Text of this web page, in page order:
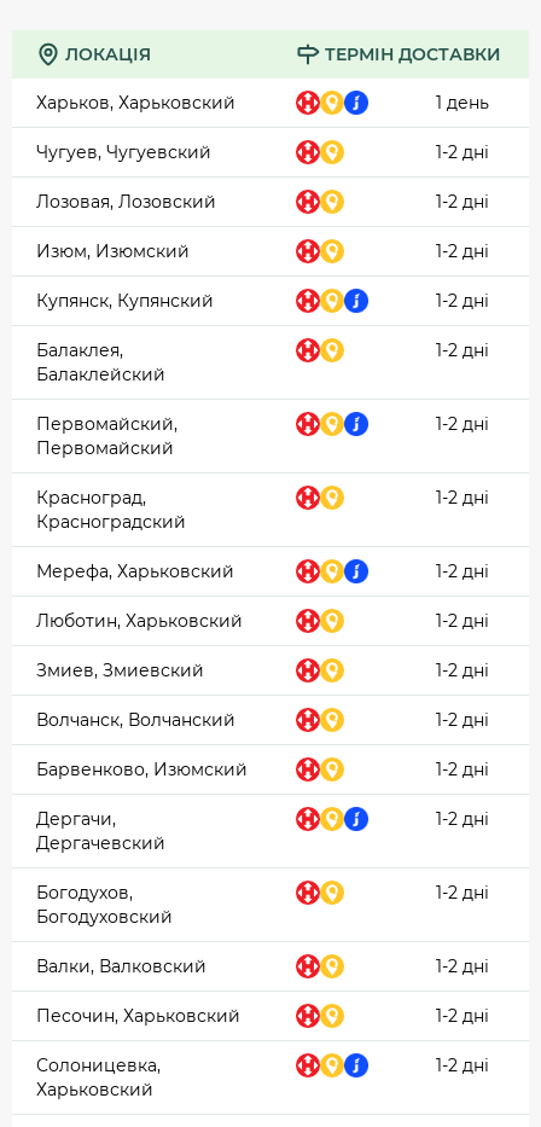
ЛОКАЦІЯ ТЕРМІН ДОСТАВКИ
Харьков, Харьковский 1 день
Чугуев, Чугуевский 1-2 дні
Лозовая, Лозовский 1-2 дні
Изюм, Изюмский 1-2 дні
Купянск, Купянский 1-2 дні
Балаклея,
Балаклейский
1-2 дні
Первомайский,
Первомайский
1-2 дні
Красноград,
Красноградский
1-2 дні
Мерефа, Харьковский 1-2 дні
Люботин, Харьковский 1-2 дні
Змиев, Змиевский 1-2 дні
Волчанск, Волчанский 1-2 дні
Барвенково, Изюмский 1-2 дні
Дергачи,
Дергачевский
1-2 дні
Богодухов,
Богодуховский
1-2 дні
Валки, Валковский 1-2 дні
Песочин, Харьковский 1-2 дні
Солоницевка,
Харьковский
1-2 дні